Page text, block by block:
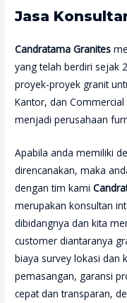
Jasa
Candratama Granites
yang telah berdiri sejak
proyek-proyek granit
Kantor, dan
menjadi perusahaan
Apabila anda memiliki
direncanakan, maka
dengan tim kami
merupakan konsultan
dibidangnya dan kita
customer diantaranya
biaya survey lokasi dan
pemasangan, garansi
cepat dan transparan,